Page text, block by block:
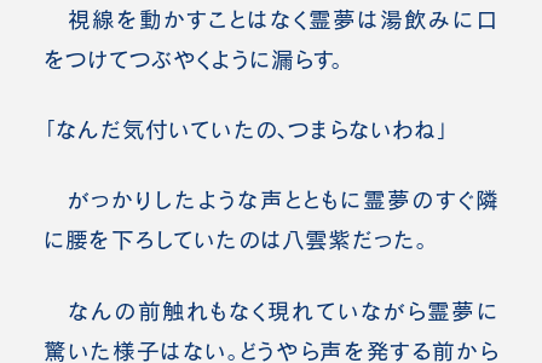
視線を動かすことはなく霊夢は湯飲みに口
をつけてつぶやくように漏らす。
「なんだ気付いていたの、つまらないわね」
がっかりしたような声とともに霊夢のすぐ隣
に腰を下ろしていたのは八雲紫だった。
なんの前触れもなく現れていながら霊夢に
驚いた様子はない。どうやら声を発する前から